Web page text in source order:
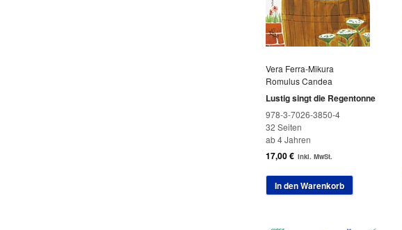
Vera Ferra-Mikura
Romulus Candea
Lustig singt die Regentonne
978-3-7026-3850-4
32 Seiten
ab 4 Jahren
17,00€ inkl. MwSt.
In den Warenkorb